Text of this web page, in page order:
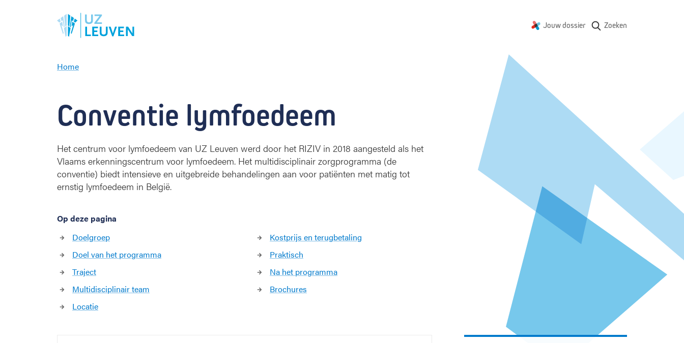
Jouw dossier Zoeken
Home
v
e
i
e
l
y
o
d
e
m
Conventie lymfoedeem
Het centrum voor lymfoedeem van UZ Leuven werd door het RIZIV in 2018 aangesteld als het
Vlaams erkenningscentrum voor lymfoedeem. Het multidisciplinair zorgprogramma (de
conventie) biedt intensieve en uitgebreide behandelingen aan voor patiënten met matig tot
ernstig lymfoedeem in België.
Op deze pagina
Doelgroep
Doel van het programma
Traject
Multidisciplinair team
Locatie
Kostprijs en terugbetaling
Praktisch
Na het programma
Brochures